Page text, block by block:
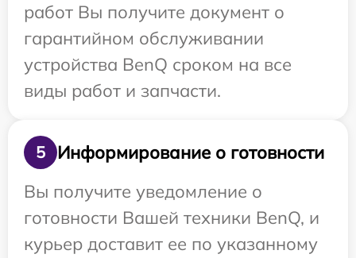
работ Вы получите документ о
гарантийном обслуживании
устройства BenQ сроком на все
виды работ и запчасти.
5
Информирование о готовности
Вы получите уведомление о
готовности Вашей техники BenQ, и
курьер доставит ее по указанному